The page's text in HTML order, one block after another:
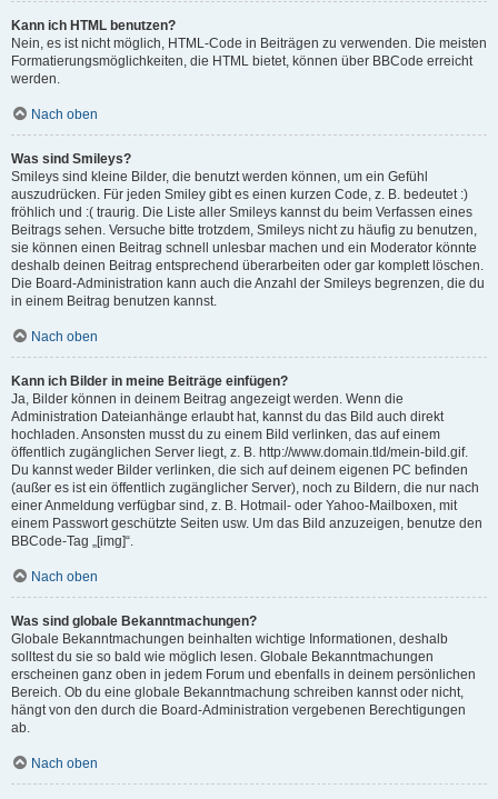
Kann ich HTML benutzen?
Nein, es ist nicht möglich, HTML-Code in Beiträgen zu verwenden. Die meisten
Formatierungsmöglichkeiten, die HTML bietet, können über BBCode erreicht
werden.
Nach oben
Was sind Smileys?
Smileys sind kleine Bilder, die benutzt werden können, um ein Gefühl
auszudrücken. Für jeden Smiley gibt es einen kurzen Code, z. B. bedeutet :)
fröhlich und :( traurig. Die Liste aller Smileys kannst du beim Verfassen eines
Beitrags sehen. Versuche bitte trotzdem, Smileys nicht zu häufig zu benutzen,
sie können einen Beitrag schnell unlesbar machen und ein Moderator könnte
deshalb deinen Beitrag entsprechend überarbeiten oder gar komplett löschen.
Die Board-Administration kann auch die Anzahl der Smileys begrenzen, die du
in einem Beitrag benutzen kannst.
Nach oben
Kann ich Bilder in meine Beiträge einfügen?
Ja, Bilder können in deinem Beitrag angezeigt werden. Wenn die
Administration Dateianhänge erlaubt hat, kannst du das Bild auch direkt
hochladen. Ansonsten musst du zu einem Bild verlinken, das auf einem
öffentlich zugänglichen Server liegt, z. B. http://www.domain.tld/mein-bild.gif.
Du kannst weder Bilder verlinken, die sich auf deinem eigenen PC befinden
(außer es ist ein öffentlich zugänglicher Server), noch zu Bildern, die nur nach
einer Anmeldung verfügbar sind, z. B. Hotmail- oder Yahoo-Mailboxen, mit
einem Passwort geschützte Seiten usw. Um das Bild anzuzeigen, benutze den
BBCode-Tag „[img]“.
Nach oben
Was sind globale Bekanntmachungen?
Globale Bekanntmachungen beinhalten wichtige Informationen, deshalb
solltest du sie so bald wie möglich lesen. Globale Bekanntmachungen
erscheinen ganz oben in jedem Forum und ebenfalls in deinem persönlichen
Bereich. Ob du eine globale Bekanntmachung schreiben kannst oder nicht,
hängt von den durch die Board-Administration vergebenen Berechtigungen
ab.
Nach oben